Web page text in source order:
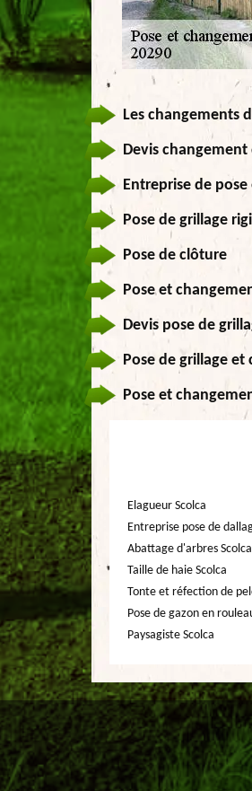
Les changements
Devis
Entreprise de
Pose de grillage
Pose de clôture
Pose et
Devis pose de
Pose de grillage et
Pose et
Elagueur Scolca
Entreprise pose de
Abattage d'arbres Scolca
Taille de haie Scolca
Tonte et réfection de
Pose de gazon en
Paysagiste Scolca